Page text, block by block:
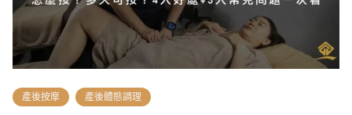
產後按摩 產後體態調理